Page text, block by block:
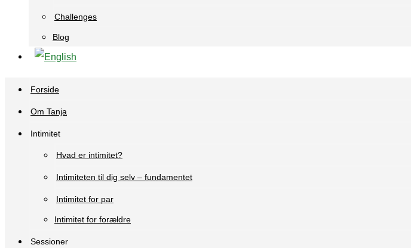
Challenges
Blog
Forside
Om Tanja
Intimitet
Hvad er intimitet?
Intimiteten til dig selv – fundamentet
Intimitet for par
Intimitet for forældre
Sessioner